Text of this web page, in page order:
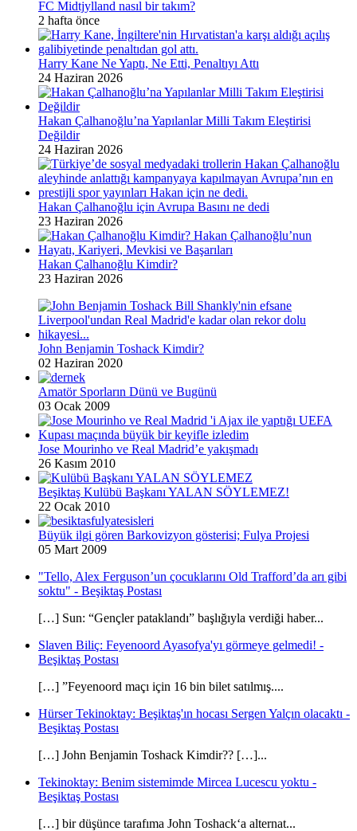
FC Midtjylland nasıl bir takım?
2 hafta önce
Harry Kane Ne Yaptı, Ne Etti, Penaltıyı Attı
24 Haziran 2026
Hakan Çalhanoğlu’na Yapılanlar Milli Takım Eleştirisi
Değildir
24 Haziran 2026
Hakan Çalhanoğlu için Avrupa Basını ne dedi
23 Haziran 2026
Hakan Çalhanoğlu Kimdir?
23 Haziran 2026
John Benjamin Toshack Kimdir?
02 Haziran 2020
Amatör Sporların Dünü ve Bugünü
03 Ocak 2009
Jose Mourinho ve Real Madrid’e yakışmadı
26 Kasım 2010
Beşiktaş Kulübü Başkanı YALAN SÖYLEMEZ!
22 Ocak 2010
Büyük ilgi gören Barkovizyon gösterisi; Fulya Projesi
05 Mart 2009
"Tello, Alex Ferguson’un çocuklarını Old Trafford’da arı gibi
soktu" - Beşiktaş Postası
[…] Sun: “Gençler pataklandı” başlığıyla verdiği haber...
Slaven Biliç: Feyenoord Ayasofya'yı görmeye gelmedi! -
Beşiktaş Postası
[…] ”Feyenoord maçı için 16 bin bilet satılmış....
Hürser Tekinoktay: Beşiktaş'ın hocası Sergen Yalçın olacaktı -
Beşiktaş Postası
[…] John Benjamin Toshack Kimdir?? […]...
Tekinoktay: Benim sistemimde Mircea Lucescu yoktu -
Beşiktaş Postası
[…] bir düşünce tarafıma John Toshack‘a alternat...